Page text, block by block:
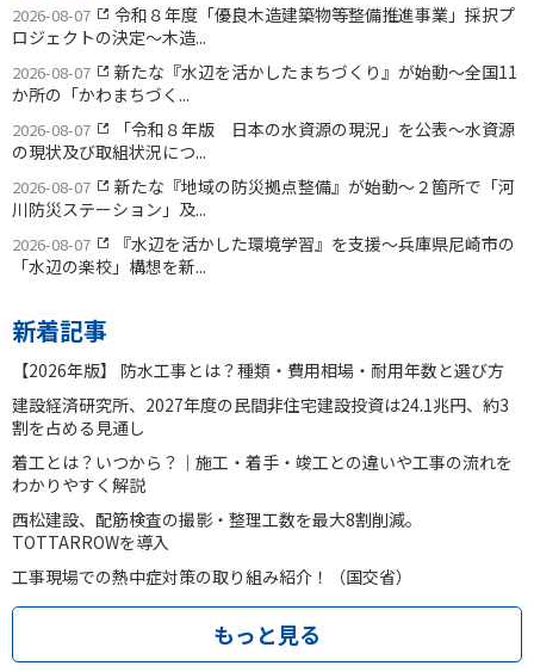
2026-08-07
令和８年度「優良木造建築物等整備推進事業」採択プ
ロジェクトの決定〜木造...
2026-08-07
新たな『水辺を活かしたまちづくり』が始動〜全国11
か所の「かわまちづく...
2026-08-07
「令和８年版 日本の水資源の現況」を公表〜水資源
の現状及び取組状況につ...
2026-08-07
新たな『地域の防災拠点整備』が始動〜２箇所で「河
川防災ステーション」及...
2026-08-07
『水辺を活かした環境学習』を支援〜兵庫県尼崎市の
「水辺の楽校」構想を新...
新着記事
【2026年版】 防水工事とは？種類・費用相場・耐用年数と選び方
建設経済研究所、2027年度の民間非住宅建設投資は24.1兆円、約3
割を占める見通し
着工とは？いつから？｜施工・着手・竣工との違いや工事の流れを
わかりやすく解説
西松建設、配筋検査の撮影・整理工数を最大8割削減。
TOTTARROWを導入
工事現場での熱中症対策の取り組み紹介！（国交省）
もっと見る